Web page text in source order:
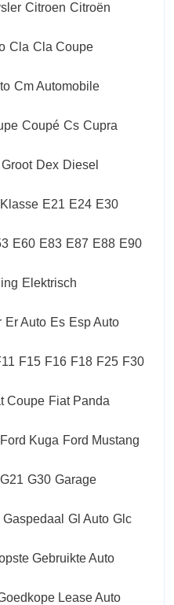
Citroen Citroën
Cla Cla Coupe
Cm Automobile
Coupé Cs Cupra
Dex Diesel
E21 E24 E30
E60 E83 E87 E88 E90
Elektrisch
Er Auto Es Esp Auto
F15 F16 F18 F25 F30
Coupe Fiat Panda
Ford Kuga Ford Mustang
G21 G30 Garage
Gaspedaal Gl Auto Glc
Gebruikte Auto
Lease Auto